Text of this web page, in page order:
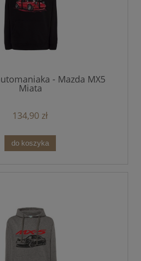
- Mazda MX5
Miata
134,90 zł
do koszyka